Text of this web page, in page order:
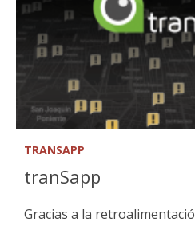
TRANSAPP
tranSapp
Gracias a la